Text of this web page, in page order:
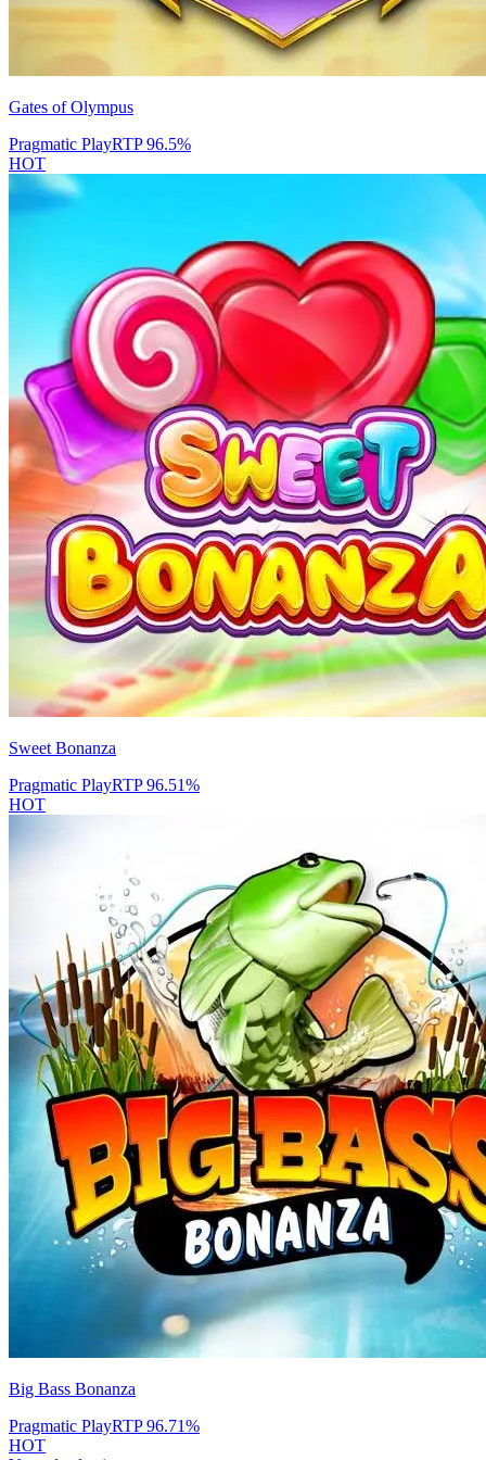
Gates of Olympus
Pragmatic PlayRTP96.5%
HOT
Sweet Bonanza
Pragmatic PlayRTP96.51%
HOT
Big Bass Bonanza
Pragmatic PlayRTP96.71%
HOT